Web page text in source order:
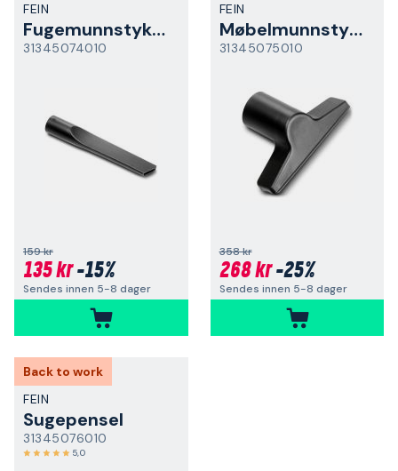
FEIN
Fugemunnstykke
31345074010
159 kr
135 kr-15%
Sendes innen 5-8 dager
FEIN
Møbelmunnstykke
31345075010
358 kr
268 kr-25%
Sendes innen 5-8 dager
Back to work
FEIN
Sugepensel
31345076010
5,0